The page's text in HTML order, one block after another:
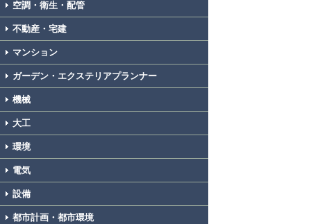
空調・衛生・配管
不動産・宅建
マンション
ガーデン・エクステリアプランナー
機械
大工
環境
電気
設備
都市計画・都市環境